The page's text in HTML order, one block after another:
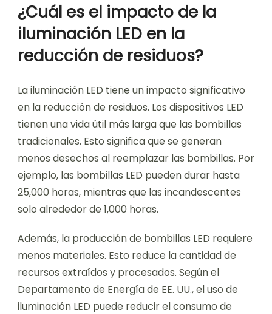
¿Cuál es el impacto de la
iluminación LED en la
reducción de residuos?
La iluminación LED tiene un impacto significativo
en la reducción de residuos. Los dispositivos LED
tienen una vida útil más larga que las bombillas
tradicionales. Esto significa que se generan
menos desechos al reemplazar las bombillas. Por
ejemplo, las bombillas LED pueden durar hasta
25,000 horas, mientras que las incandescentes
solo alrededor de 1,000 horas.
Además, la producción de bombillas LED requiere
menos materiales. Esto reduce la cantidad de
recursos extraídos y procesados. Según el
Departamento de Energía de EE. UU., el uso de
iluminación LED puede reducir el consumo de